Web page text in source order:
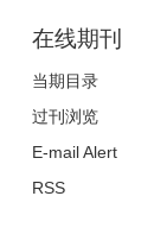
在线期刊
当期目录
过刊浏览
E-mail Alert
RSS